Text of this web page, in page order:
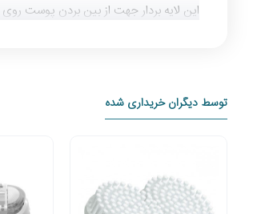
این لایه بردار جهت از بین بردن پوست
توسط دیگران خریداری شده